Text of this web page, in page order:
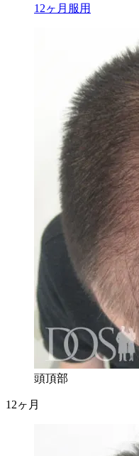
12ヶ月服用
頭頂部
12ヶ月